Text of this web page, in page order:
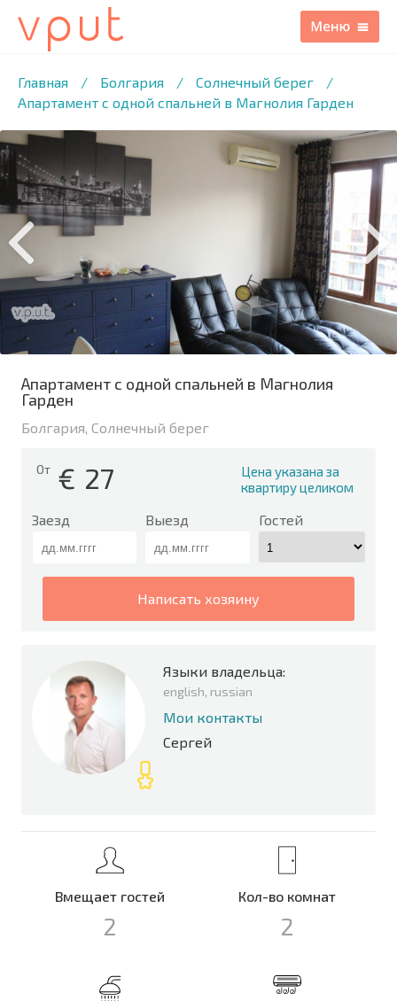
Главная / Болгария / Солнечный берег
/
Апартамент с одной спальней в Магнолия Гарден
/26 ФОТО
Апартамент с одной спальней в Магнолия
Гарден
Болгария, Солнечный берег
От € 27
Цена указана за
квартиру целиком
Заезд Выезд Гостей
написать хозяину
Языки владельца:
english, russian
Мои контакты
Сергей
Вмещает гостей
2
Кол-во комнат
2